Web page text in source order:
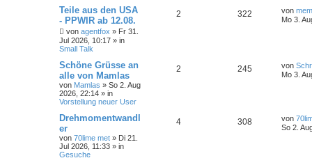
Teile aus den USA
- PPWIR ab 12.08.
von agentfox » Fr 31.
Jul 2026, 10:17 » in
Small Talk
2 322 von mem
Mo 3.
Schöne Grüsse an
alle von Mamlas
von Mamlas » So 2. Aug
2026, 22:14 » in
Vorstellung neuer User
2 245 von
Mo 3.
Drehmomentwandl
er
von 70lime met » Di 21.
Jul 2026, 11:33 » in
Gesuche
4 308 von
So 2.